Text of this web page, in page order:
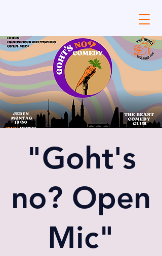
"Goht's
no? Open
Mic"